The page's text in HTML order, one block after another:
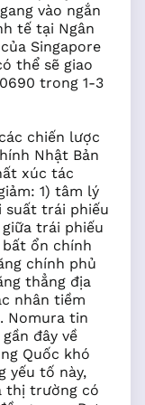
vào ngắn
tế tại Ngân
Singapore
thể sẽ giao
trong 1-3
chiến lược
Nhật Bản
xúc tác
1) tâm lý
suất trái phiếu
trái phiếu
ổn chính
chính phủ
thẳng địa
nhân tiềm
Nomura tin
đây về
Quốc khó
yếu tố này,
thị trường có